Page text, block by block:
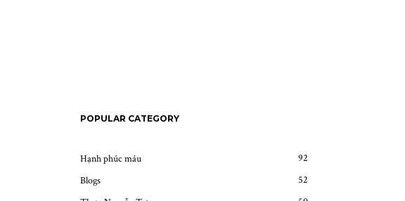
POPULAR CATEGORY
Hạnh phúc máu
92
Blogs
52